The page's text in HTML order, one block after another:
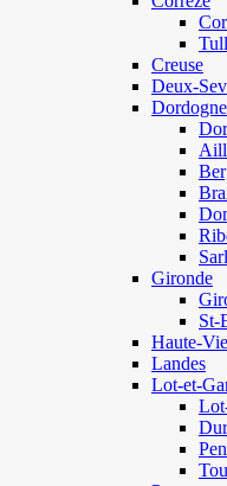
Creuse
Deux-
Dordogne
Gironde
St-
Haute-
Landes
Lot-et-